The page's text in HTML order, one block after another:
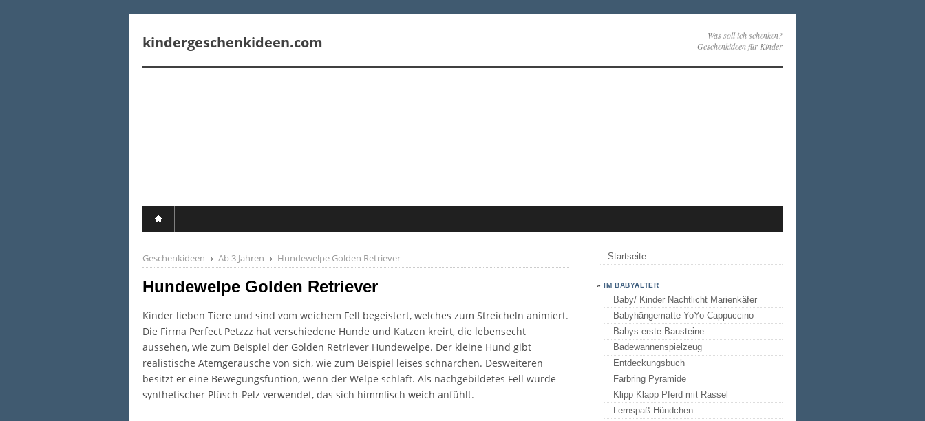
Geschenkideen Ab 3 Jahren Hundewelpe Golden Retriever
Hundewelpe Golden Retriever
Kinder lieben Tiere und sind vom weichem Fell begeistert, welches zum Streicheln animiert.
Die Firma Perfect Petzzz hat verschiedene Hunde und Katzen kreirt, die lebensecht
aussehen, wie zum Beispiel der Golden Retriever Hundewelpe. Der kleine Hund gibt
realistische Atemgeräusche von sich, wie zum Beispiel leises schnarchen. Desweiteren
besitzt er eine Bewegungsfuntion, wenn der Welpe schläft. Als nachgebildetes Fell wurde
synthetischer Plüsch-Pelz verwendet, das sich himmlisch weich anfühlt.
Startseite
»IM BABYALTER
Baby/ Kinder Nachtlicht Marienkäfer
Babyhängematte YoYo Cappuccino
Babys erste Bausteine
Badewannenspielzeug
Entdeckungsbuch
Farbring Pyramide
Klipp Klapp Pferd mit Rassel
Lernspaß Hündchen